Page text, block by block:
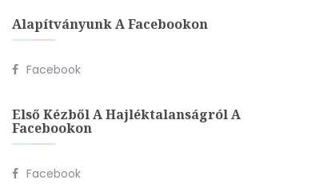
Alapítványunk A Facebookon
Facebook
Első Kézből A Hajléktalanságról A
Facebookon
Facebook